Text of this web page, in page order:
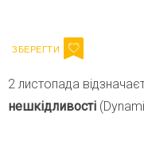
2 листопада
нешкідливості